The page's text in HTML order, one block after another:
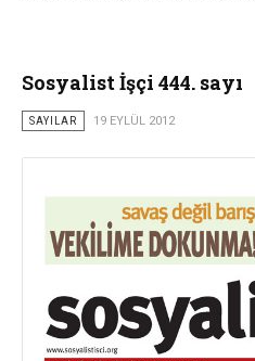
Sosyalist İşçi 444. sayı
SAYILAR 19 EYLÜL 2012